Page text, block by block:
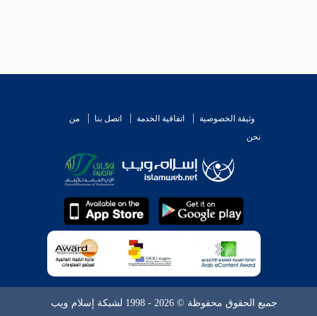
وثيقة الخصوصية اتفاقية الخدمة اتصل بنا
من
نحن
جميع الحقوق محفوظة © 2026 - 1998 لشبكة إسلام ويب